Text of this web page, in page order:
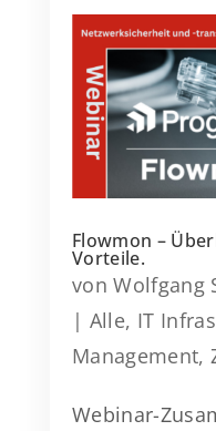
Flowmon –
Vorteile.
vonWolfgang
| Alle, IT
Management,
Webinar-